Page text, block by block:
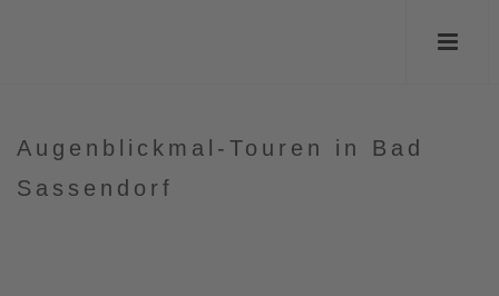
Augenblickmal-Touren in Bad
Sassendorf